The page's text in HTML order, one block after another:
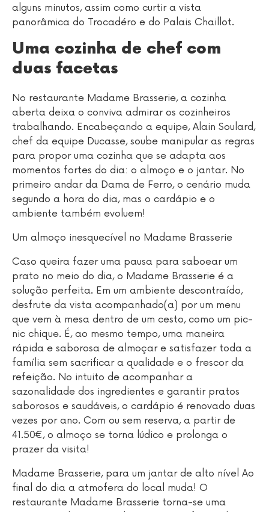
alguns minutos, assim como curtir a vista
panorâmica do Trocadéro e do Palais Chaillot.
Uma cozinha de chef com
duas facetas
No restaurante Madame Brasserie, a cozinha
aberta deixa o conviva admirar os cozinheiros
trabalhando. Encabeçando a equipe, Alain Soulard,
chef da equipe Ducasse, soube manipular as regras
para propor uma cozinha que se adapta aos
momentos fortes do dia: o almoço e o jantar. No
primeiro andar da Dama de Ferro, o cenário muda
segundo a hora do dia, mas o cardápio e o
ambiente também evoluem!
Um almoço inesquecível no Madame Brasserie
Caso queira fazer uma pausa para saboear um
prato no meio do dia, o Madame Brasserie é a
solução perfeita. Em um ambiente descontraído,
desfrute da vista acompanhado(a) por um menu
que vem à mesa dentro de um cesto, como um pic-
nic chique. É, ao mesmo tempo, uma maneira
rápida e saborosa de almoçar e satisfazer toda a
família sem sacrificar a qualidade e o frescor da
refeição. No intuito de acompanhar a
sazonalidade dos ingredientes e garantir pratos
saborosos e saudáveis, o cardápio é renovado duas
vezes por ano. Com ou sem reserva, a partir de
41.50€, o almoço se torna lúdico e prolonga o
prazer da visita!
Madame Brasserie, para um jantar de alto nível Ao
final do dia a atmofera do local muda! O
restaurante Madame Brasserie torna-se uma